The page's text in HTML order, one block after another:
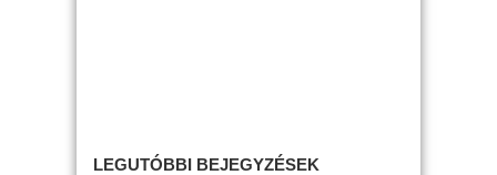
LEGUTÓBBI BEJEGYZÉSEK